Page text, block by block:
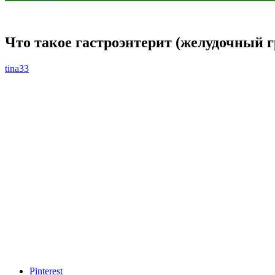
Что такое гастроэнтерит (желудочный
tina33
Pinterest